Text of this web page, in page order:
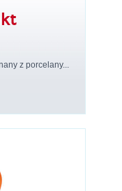
z porcelany...